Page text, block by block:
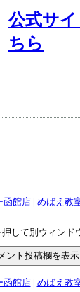
公式サ
ちら
館店| めばえ教
して別ウィンド
館店| めばえ教